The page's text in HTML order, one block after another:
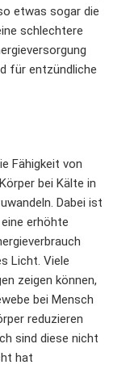
etwas sogar die
schlechtere
für entzündliche
Fähigkeit von
bei Kälte in
Dabei ist
erhöhte
Licht. Viele
zeigen können,
bei Mensch
reduzieren
sind diese nicht
hat